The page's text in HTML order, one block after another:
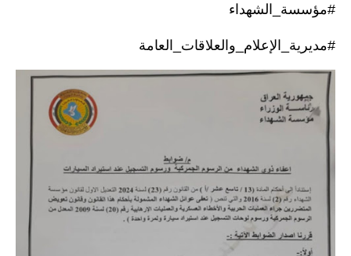
المرحلة الابتدائية
المرحلة المتوسطة
المرحلة الاعدادية
المرحلة الابتدائية
المرحلة المتوسطة
#مؤسسة_الشهداء
#مديرية_الإعلام_والعلاقات_العامة